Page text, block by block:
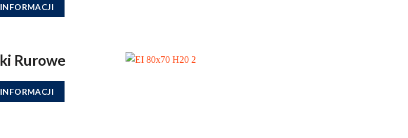
Rurowe